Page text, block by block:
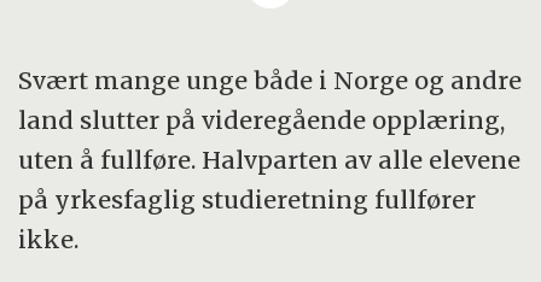
dette. Norge er langt fra noe unntak.
Veien fra forskning til anvendelse er full av
hindringer.
Forskningsrådet har opprettet programmet
Svært mange unge både i Norge og andre
land slutter på videregående opplæring,
uten å fullføre. Halvparten av alle elevene
på yrkesfaglig studieretning fullfører
ikke.